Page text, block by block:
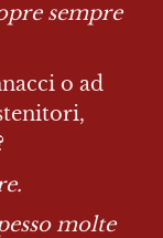
sempre
o ad
molte